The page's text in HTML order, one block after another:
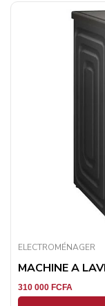
ELECTROMÉNAGER
MACHINE A
310 000 FCFA